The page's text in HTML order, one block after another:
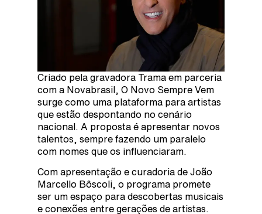
Criado pela gravadora Trama em parceria
com a Novabrasil, O Novo Sempre Vem
surge como uma plataforma para artistas
que estão despontando no cenário
nacional. A proposta é apresentar novos
talentos, sempre fazendo um paralelo
com nomes que os influenciaram.
Com apresentação e curadoria de João
Marcello Bôscoli, o programa promete
ser um espaço para descobertas musicais
e conexões entre gerações de artistas.